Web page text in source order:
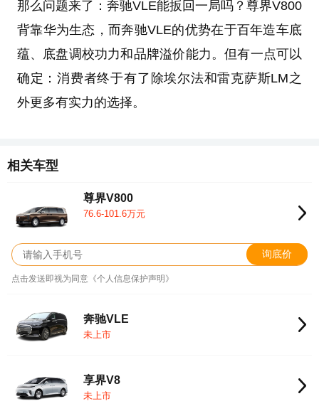
那么问题来了：奔驰VLE能扳回一局吗？尊界V800
背靠华为生态，而奔驰VLE的优势在于百年造车底
蕴、底盘调校功力和品牌溢价能力。但有一点可以
确定：消费者终于有了除埃尔法和雷克萨斯LM之
外更多有实力的选择。
相关车型
尊界V800
76.6-101.6万元
询底价
点击发送即视为同意《个人信息保护声明》
奔驰VLE
未上市
享界V8
未上市